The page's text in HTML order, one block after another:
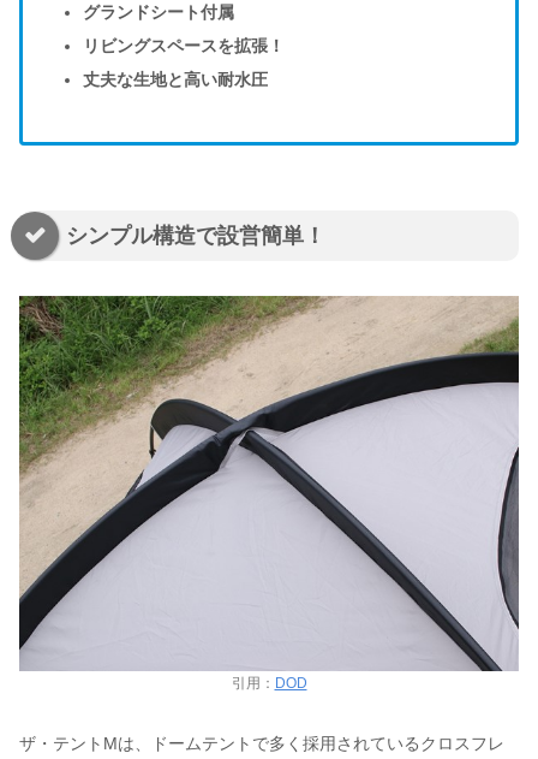
グランドシート付属
リビングスペースを拡張！
丈夫な生地と高い耐水圧
シンプル構造で設営簡単！
引用： DOD
ザ・テントMは、ドームテントで多く採用されているクロスフレ